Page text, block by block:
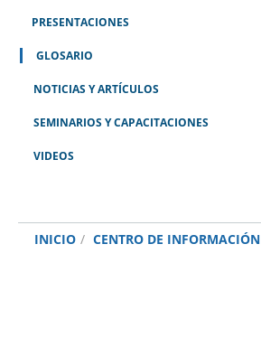
PRESENTACIONES
GLOSARIO
NOTICIAS Y ARTÍCULOS
SEMINARIOS Y CAPACITACIONES
VIDEOS
INICIO CENTRO DE INFORMACIÓN